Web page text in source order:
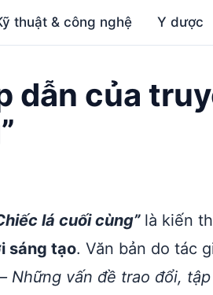
thuật & công nghệ Y dược
dẫn của
lá cuối cùng”là kiến
sáng tạo. Văn bản do tác
Những vấn đề trao đổi,